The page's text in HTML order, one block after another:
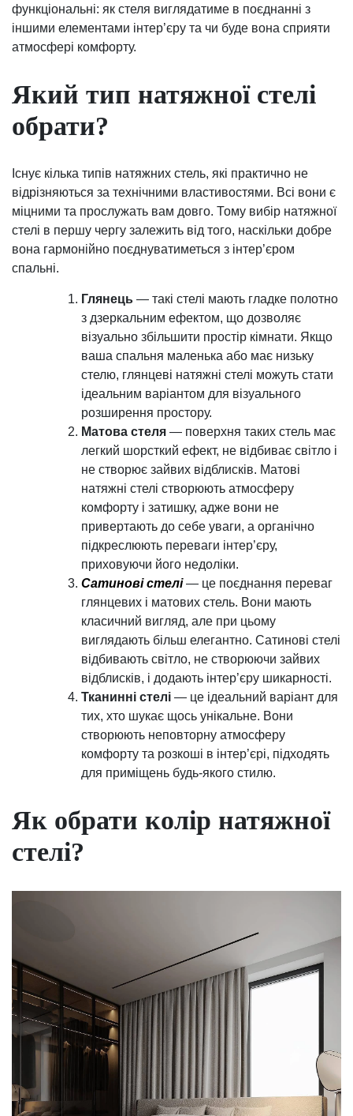
функціональні: як стеля виглядатиме в поєднанні з
іншими елементами інтер’єру та чи буде вона сприяти
атмосфері комфорту.
Який тип натяжної стелі
обрати?
Існує кілька типів натяжних стель, які практично не
відрізняються за технічними властивостями. Всі вони є
міцними та прослужать вам довго. Тому вибір натяжної
стелі в першу чергу залежить від того, наскільки добре
вона гармонійно поєднуватиметься з інтер’єром
спальні.
Глянець — такі стелі мають гладке полотно
з дзеркальним ефектом, що дозволяє
візуально збільшити простір кімнати. Якщо
ваша спальня маленька або має низьку
стелю, глянцеві натяжні стелі можуть стати
ідеальним варіантом для візуального
розширення простору.
Матова стеля — поверхня таких стель має
легкий шорсткий ефект, не відбиває світло і
не створює зайвих відблисків. Матові
натяжні стелі створюють атмосферу
комфорту і затишку, адже вони не
привертають до себе уваги, а органічно
підкреслюють переваги інтер’єру,
приховуючи його недоліки.
Сатинові стелі— це поєднання переваг
глянцевих і матових стель. Вони мають
класичний вигляд, але при цьому
виглядають більш елегантно. Сатинові стелі
відбивають світло, не створюючи зайвих
відблисків, і додають інтер’єру шикарності.
Тканинні стелі — це ідеальний варіант для
тих, хто шукає щось унікальне. Вони
створюють неповторну атмосферу
комфорту та розкоші в інтер’єрі, підходять
для приміщень будь-якого стилю.
Як обрати колір натяжної
стелі?